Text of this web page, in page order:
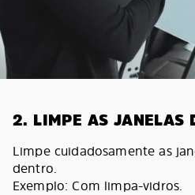
2. LIMPE AS JANELAS
Limpe cuidadosamente as
dentro.
Exemplo: Com limpa-vidros.